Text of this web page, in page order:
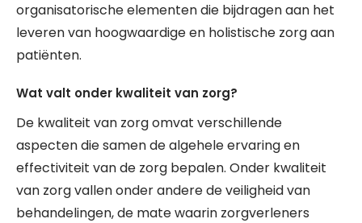
organisatorische elementen die bijdragen aan het
leveren van hoogwaardige en holistische zorg aan
patiënten.
Wat valt onder kwaliteit van zorg?
De kwaliteit van zorg omvat verschillende
aspecten die samen de algehele ervaring en
effectiviteit van de zorg bepalen. Onder kwaliteit
van zorg vallen onder andere de veiligheid van
behandelingen, de mate waarin zorgverleners